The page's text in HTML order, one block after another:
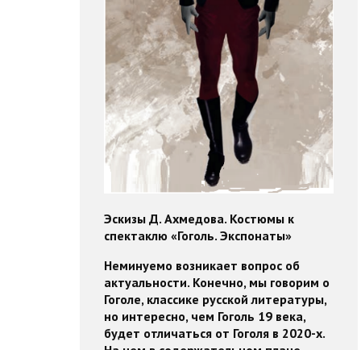
Эскизы Д. Ахмедова. Костюмы к
спектаклю «Гоголь. Экспонаты»
Неминуемо возникает вопрос об
актуальности. Конечно, мы говорим о
Гоголе, классике русской литературы,
но интересно, чем Гоголь 19 века,
будет отличаться от Гоголя в 2020-х.